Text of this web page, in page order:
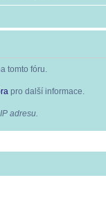
tomto fóru.
pro další informace.
adresu.